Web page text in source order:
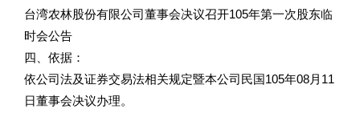
台湾农林股份有限公司董事会决议召开105年第一次股东临
时会公告
四、依据：
依公司法及证券交易法相关规定暨本公司民国105年08月11
日董事会决议办理。